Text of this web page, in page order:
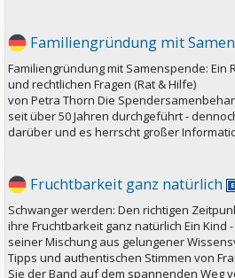
Familiengründung mit
Familiengründung mit Samenspende: Ein
und rechtlichen Fragen (Rat & Hilfe)
von Petra Thorn Die
seit über 50 Jahren durchgeführt -
darüber und es herrscht großer
Fruchtbarkeit ganz natürlich
Schwanger werden: Den richtigen
ihre Fruchtbarkeit ganz natürlich Ein Kind
seiner Mischung aus gelungener
Tipps und authentischen Stimmen von
Sie der Band auf dem spannenden Weg